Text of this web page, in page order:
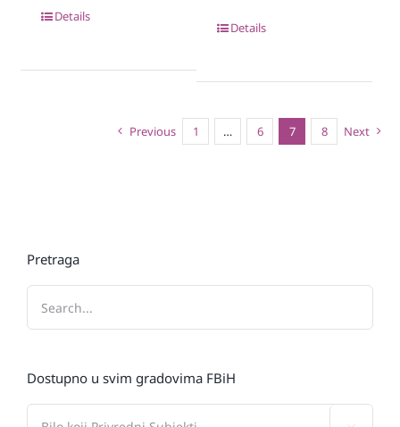
Details
Details
Previous 1 … 6 7 8 Next
Pretraga
Dostupno u svim gradovima FBiH